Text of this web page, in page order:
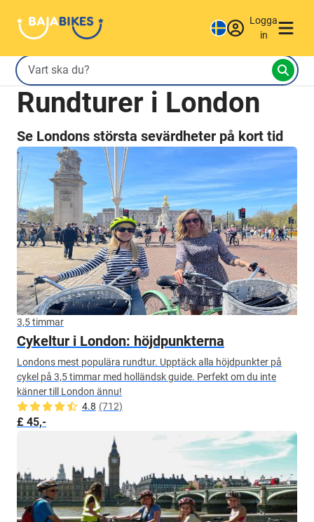
Logga
in
Rundturer i London
Se Londons största sevärdheter på kort tid
3,5 timmar
Cykeltur i London: höjdpunkterna
Londons mest populära rundtur. Upptäck alla höjdpunkter på
cykel på 3,5 timmar med holländsk guide. Perfekt om du inte
känner till London ännu!
4.8 (712)
£ 45,-